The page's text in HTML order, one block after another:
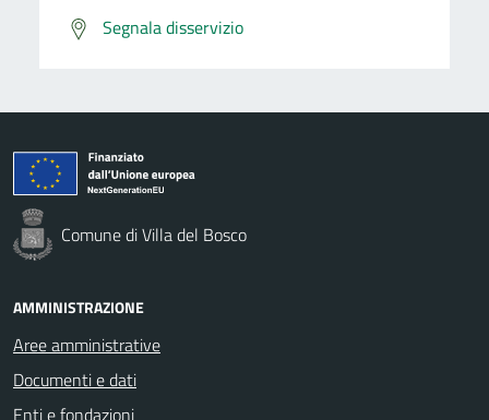
Segnala disservizio
Comune di Villa del Bosco
AMMINISTRAZIONE
Aree amministrative
Documenti e dati
Enti e fondazioni